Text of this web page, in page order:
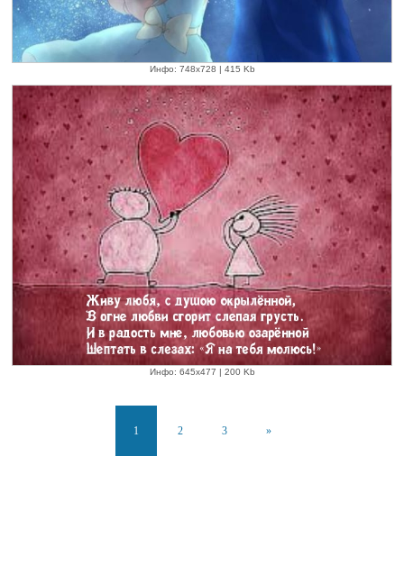
Инфо: 748х728 | 415 Kb
Инфо: 645х477 | 200 Kb
1 2 3 »